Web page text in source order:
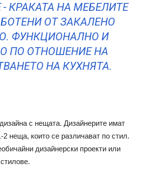
КРАКАТА НА МЕБЕЛИТЕ
ОТ ЗАКАЛЕНО
ФУНКЦИОНАЛНО И
ПО ОТНОШЕНИЕ НА
НА КУХНЯТА.
с нещата. Дизайнерите имат
2 неща, които се различават по стил.
дизайнерски проекти или